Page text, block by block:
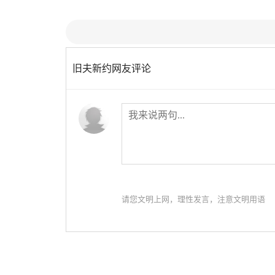
旧夫新约网友评论
请您文明上网，理性发言，注意文明用语